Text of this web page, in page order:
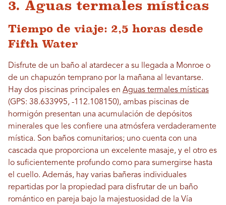
3. Aguas termales místicas
Tiempo de viaje: 2,5 horas desde
Fifth Water
Disfrute de un baño al atardecer a su llegada a Monroe o
de un chapuzón temprano por la mañana al levantarse.
Hay dos piscinas principales en Aguas termales místicas
(GPS: 38.633995, -112.108150), ambas piscinas de
hormigón presentan una acumulación de depósitos
minerales que les confiere una atmósfera verdaderamente
mística. Son baños comunitarios; uno cuenta con una
cascada que proporciona un excelente masaje, y el otro es
lo suficientemente profundo como para sumergirse hasta
el cuello. Además, hay varias bañeras individuales
repartidas por la propiedad para disfrutar de un baño
romántico en pareja bajo la majestuosidad de la Vía